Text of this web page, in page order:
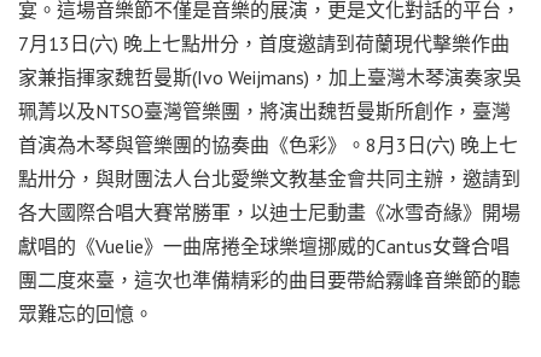
宴。這場音樂節不僅是音樂的展演，更是文化對話的平台，
7月13日(六) 晚上七點卅分，首度邀請到荷蘭現代擊樂作曲
家兼指揮家魏哲曼斯(Ivo Weijmans)，加上臺灣木琴演奏家吳
珮菁以及NTSO臺灣管樂團，將演出魏哲曼斯所創作，臺灣
首演為木琴與管樂團的協奏曲《色彩》。8月3日(六) 晚上七
點卅分，與財團法人台北愛樂文教基金會共同主辦，邀請到
各大國際合唱大賽常勝軍，以迪士尼動畫《冰雪奇緣》開場
獻唱的《Vuelie》一曲席捲全球樂壇挪威的Cantus女聲合唱
團二度來臺，這次也準備精彩的曲目要帶給霧峰音樂節的聽
眾難忘的回憶。